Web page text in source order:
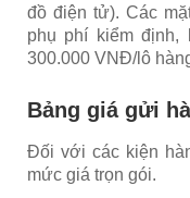
đồ điện tử). Các
phụ phí kiểm định,
300.000 VNĐ/lô
Bảng giá gửi
Đối với các kiện
mức giá trọn gói.